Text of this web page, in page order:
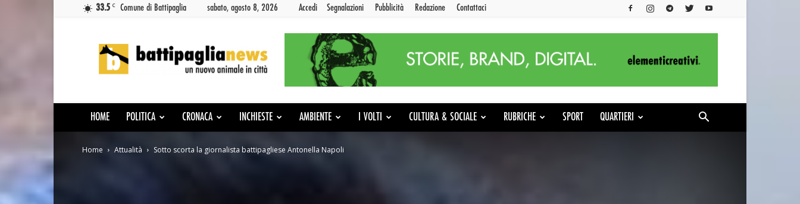
33.5 C Comune di Battipaglia sabato, agosto 8, 2026 Accedi Segnalazioni Pubblicità Redazione Contattaci
News
HOME POLITICA CRONACA INCHIESTE AMBIENTE I VOLTI CULTURA & SOCIALE RUBRICHE SPORT QUARTIERI
Home Attualità Sotto scorta la giornalista battipagliese Antonella Napoli